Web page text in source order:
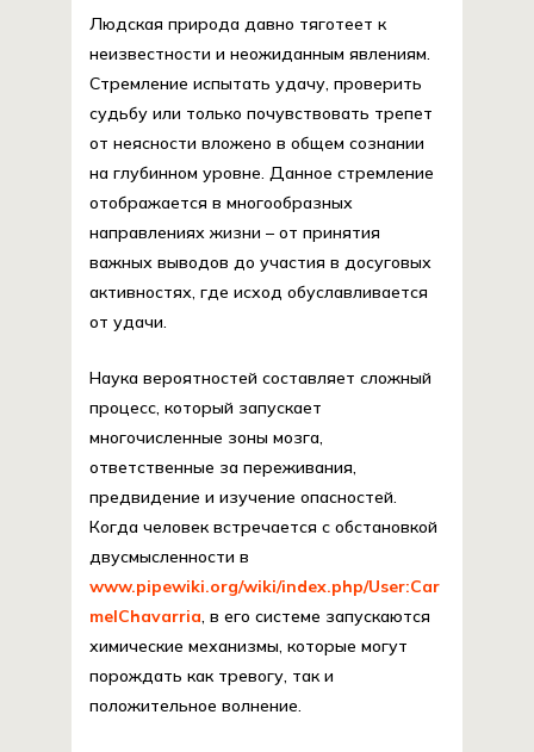
Людская природа давно тяготеет к
неизвестности и неожиданным явлениям.
Стремление испытать удачу, проверить
судьбу или только почувствовать трепет
от неясности вложено в общем сознании
на глубинном уровне. Данное стремление
отображается в многообразных
направлениях жизни – от принятия
важных выводов до участия в досуговых
активностях, где исход обуславливается
от удачи.
Наука вероятностей составляет сложный
процесс, который запускает
многочисленные зоны мозга,
ответственные за переживания,
предвидение и изучение опасностей.
Когда человек встречается с обстановкой
двусмысленности в
www.pipewiki.org/wiki/index.php/User:Car
melChavarria, в его системе запускаются
химические механизмы, которые могут
порождать как тревогу, так и
положительное волнение.